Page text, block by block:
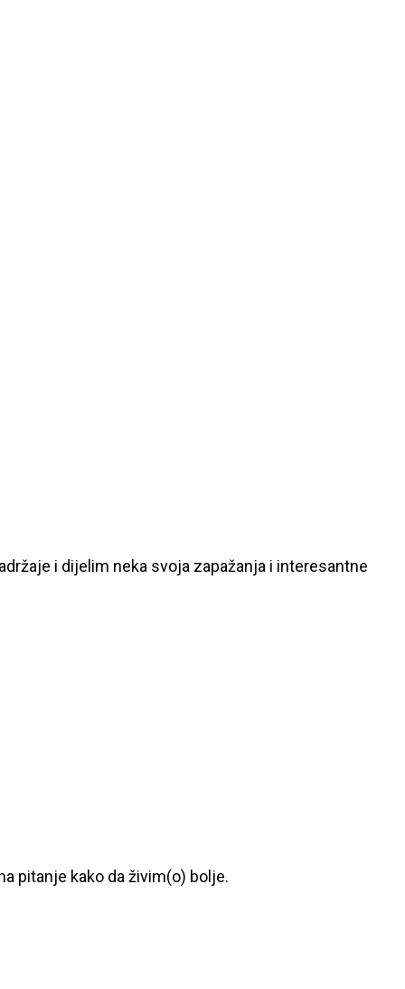
i dijelim neka svoja zapažanja i interesantne
pitanje kako da živim(o) bolje.